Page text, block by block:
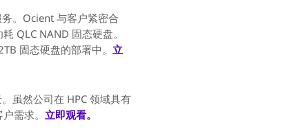
。Ocient 与客户紧密合
QLC NAND 固态硬盘。
固态硬盘的部署中。立
虽然公司在 HPC 领域具有
需求。 立即观看。